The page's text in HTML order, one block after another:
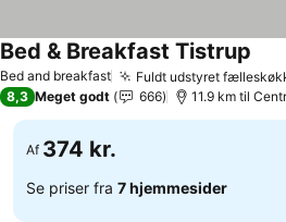
Bed and breakfast Fuldt udstyret
Bed & Breakfast Tistrup
8,3 Meget godt 666 11.9 km til
Af 374 kr.
Se priser fra 7 hjemmesider